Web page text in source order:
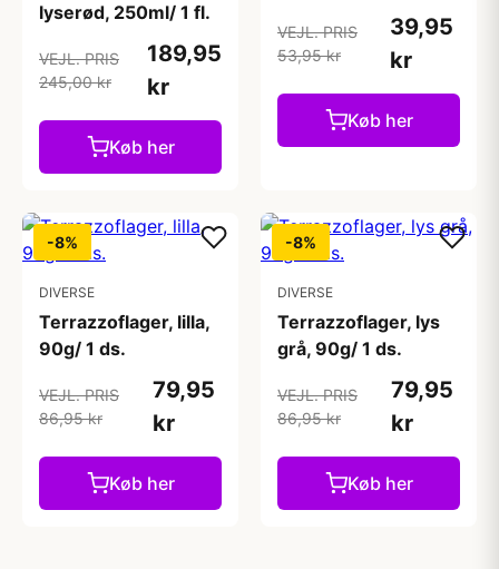
lyserød, 250ml/ 1 fl.
VEJL. PRIS
245,00 kr
189,95
kr
Køb her
VEJL. PRIS
53,95 kr
39,95
kr
Køb her
-8%
DIVERSE
Terrazzoflager, lilla,
90g/ 1 ds.
VEJL. PRIS
86,95 kr
79,95
kr
Køb her
-8%
DIVERSE
Terrazzoflager, lys
grå, 90g/ 1 ds.
VEJL. PRIS
86,95 kr
79,95
kr
Køb her